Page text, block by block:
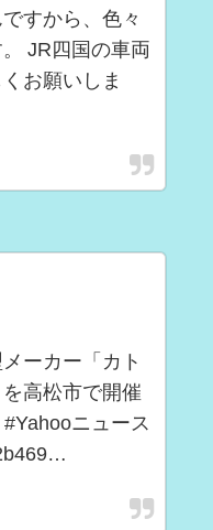
すから、色々
JR四国の車両
お願いしま
ーカー「カト
高松市で開催
ニュース